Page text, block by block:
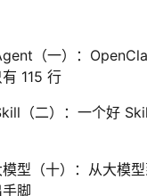
（一）：
115 行
（二）：一个好
模型（十）：从大
脚